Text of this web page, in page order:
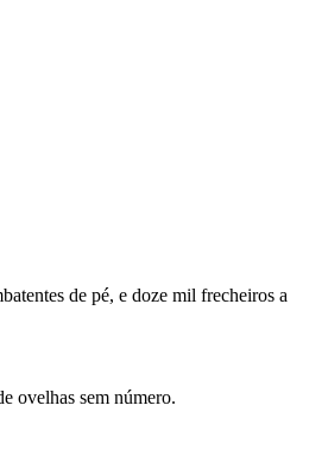
de pé, e doze mil frecheiros a
ovelhas sem número.